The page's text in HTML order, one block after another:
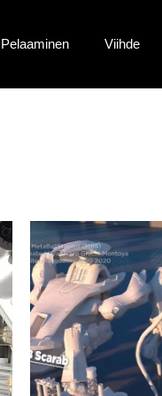
Pelaaminen Viihde